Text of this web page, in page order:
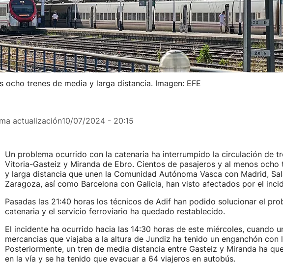
ocho trenes de media y larga distancia. Imagen: EFE
actualización10/07/2024 - 20:15
Un problema ocurrido con la catenaria ha interrumpido la circulación de
Vitoria-Gasteiz y Miranda de Ebro. Cientos de pasajeros y al menos ocho
y larga distancia que unen la Comunidad Autónoma Vasca con Madrid,
Zaragoza, así como Barcelona con Galicia, han visto afectados por el
Pasadas las 21:40 horas los técnicos de Adif han podido solucionar el
catenaria y el servicio ferroviario ha quedado restablecido.
El incidente ha ocurrido hacia las 14:30 horas de este miércoles, cuando
mercancias que viajaba a la altura de Jundiz ha tenido un enganchón con
Posteriormente, un tren de media distancia entre Gasteiz y Miranda ha
en la vía y se ha tenido que evacuar a 64 viajeros en autobús.